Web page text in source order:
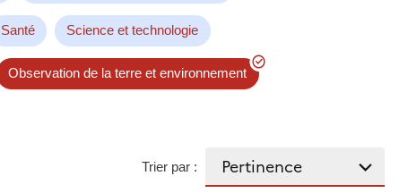
Santé Science et technologie
Observation de la terre et environnement
Trier par :